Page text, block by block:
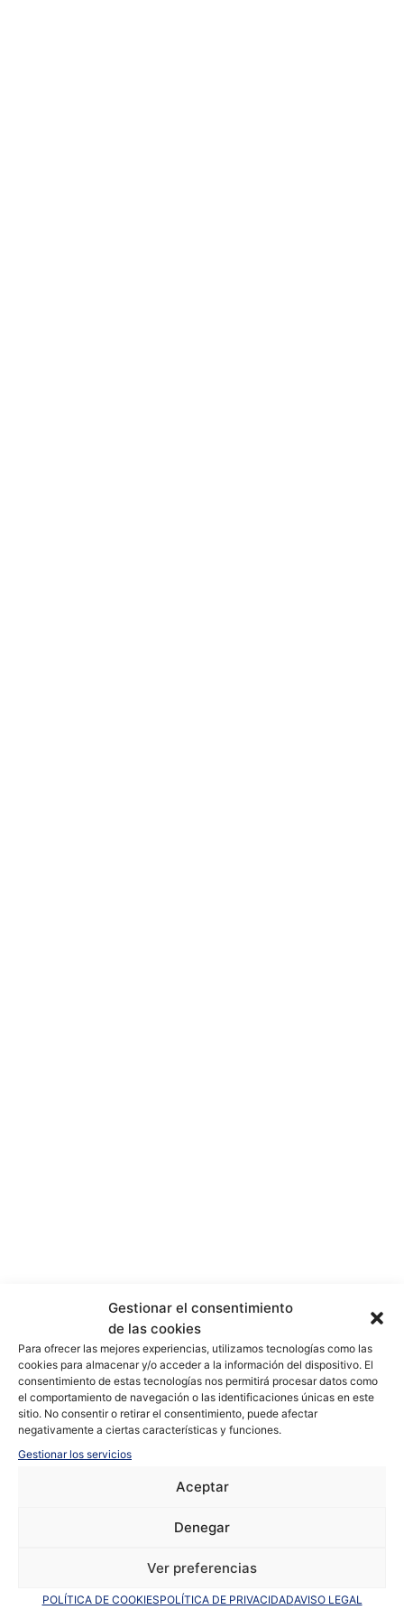
Gestionar el consentimiento
de las cookies
Para ofrecer las mejores experiencias, utilizamos tecnologías como las
cookies para almacenar y/o acceder a la información del dispositivo. El
consentimiento de estas tecnologías nos permitirá procesar datos como
el comportamiento de navegación o las identificaciones únicas en este
sitio. No consentir o retirar el consentimiento, puede afectar
negativamente a ciertas características y funciones.
Gestionar los servicios
Aceptar
Denegar
Ver preferencias
POLÍTICA DE COOKIESPOLÍTICA DE PRIVACIDADAVISO LEGAL
+17 fotos
Obra nueva duplex en Cumbre